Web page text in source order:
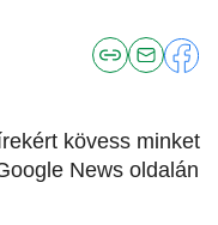
kövess minket
News oldalán